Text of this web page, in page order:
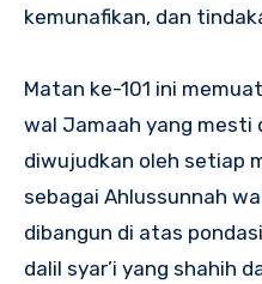
kemunafikan, dan
Matan ke-101 ini
wal Jamaah yang mesti
diwujudkan oleh setiap
sebagai Ahlussunnah
dibangun di atas
dalil syar’i yang shahih